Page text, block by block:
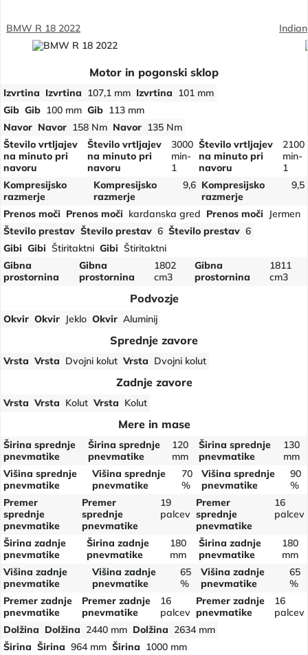
BMW R 18 2022
Motor in pogonski sklop
Izvrtina Izvrtina 107,1 mm Izvrtina
101 mm
Gib Gib 100 mm Gib 113 mm
Navor Navor 158 Nm Navor 135 Nm
Število vrtljajev
na minuto pri
navoru
Število vrtljajev
na minuto pri
navoru
3000
min-
1
Število vrtljajev
na minuto pri
navoru
2100
min-
1
Kompresijsko
razmerje
Kompresijsko
razmerje
9,6 Kompresijsko
razmerje
9,5
Prenos moči Prenos moči kardanska gred Prenos moči
Jermen
Število prestav Število prestav 6 Število prestav 6
Gibi Gibi Štiritaktni Gibi Štiritaktni
Gibna
prostornina
Gibna
prostornina
1802
cm3
Gibna
prostornina
1811
cm3
Podvozje
Okvir Okvir Jeklo Okvir Aluminij
Sprednje zavore
Vrsta Vrsta Dvojni kolut Vrsta Dvojni kolut
Zadnje zavore
Vrsta Vrsta Kolut Vrsta Kolut
Mere in mase
Širina sprednje
pnevmatike
Širina sprednje
pnevmatike
120
mm
Širina sprednje
pnevmatike
130
mm
Višina sprednje
pnevmatike
Višina sprednje
pnevmatike
70
%
Višina sprednje
pnevmatike
90
%
Premer
sprednje
pnevmatike
Premer
sprednje
pnevmatike
19
palcev
Premer
sprednje
pnevmatike
16
palcev
Širina zadnje
pnevmatike
Širina zadnje
pnevmatike
180
mm
Širina zadnje
pnevmatike
180
mm
Višina zadnje
pnevmatike
Višina zadnje
pnevmatike
65
%
Višina zadnje
pnevmatike
65
%
Premer zadnje
pnevmatike
Premer zadnje
pnevmatike
16
palcev
Premer zadnje
pnevmatike
16
palcev
Dolžina Dolžina 2440 mm Dolžina 2634 mm
Širina Širina 964 mm Širina
1000 mm